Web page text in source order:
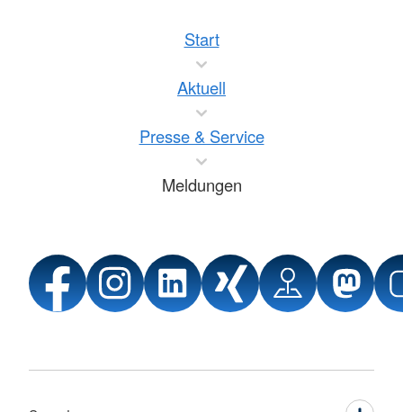
Start
Aktuell
Presse & Service
Meldungen